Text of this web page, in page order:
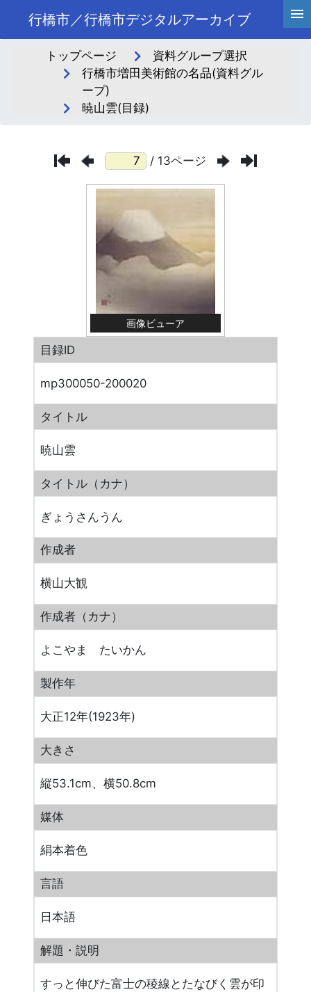
行橋市／行橋市デジタルアーカイブ
トップページ
資料グループ選択
行橋市増田美術館の名品(資料グル
ープ)
暁山雲(目録)
/ 13ページ
画像ビューア
目録ID
mp300050-200020
タイトル
暁山雲
タイトル（カナ）
ぎょうさんうん
作成者
横山大観
作成者（カナ）
よこやま たいかん
製作年
大正12年(1923年)
大きさ
縦53.1cm、横50.8cm
媒体
絹本着色
言語
日本語
解題・説明
すっと伸びた富士の稜線とたなびく雲が印